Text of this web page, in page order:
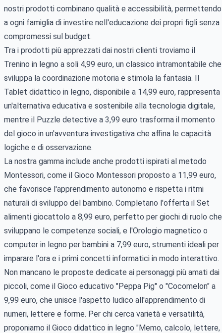
nostri prodotti combinano qualità e accessibilità, permettendo
a ogni famiglia di investire nell'educazione dei propri figli senza
compromessi sul budget.
Tra i prodotti più apprezzati dai nostri clienti troviamo il
Trenino in legno a soli 4,99 euro, un classico intramontabile che
sviluppa la coordinazione motoria e stimola la fantasia. Il
Tablet didattico in legno, disponibile a 14,99 euro, rappresenta
un'alternativa educativa e sostenibile alla tecnologia digitale,
mentre il Puzzle detective a 3,99 euro trasforma il momento
del gioco in un'avventura investigativa che affina le capacità
logiche e di osservazione.
La nostra gamma include anche prodotti ispirati al metodo
Montessori, come il Gioco Montessori proposto a 11,99 euro,
che favorisce l'apprendimento autonomo e rispetta i ritmi
naturali di sviluppo del bambino. Completano l'offerta il Set
alimenti giocattolo a 8,99 euro, perfetto per giochi di ruolo che
sviluppano le competenze sociali, e l'Orologio magnetico o
computer in legno per bambini a 7,99 euro, strumenti ideali per
imparare l'ora e i primi concetti informatici in modo interattivo.
Non mancano le proposte dedicate ai personaggi più amati dai
piccoli, come il Gioco educativo "Peppa Pig" o "Cocomelon" a
9,99 euro, che unisce l'aspetto ludico all'apprendimento di
numeri, lettere e forme. Per chi cerca varietà e versatilità,
proponiamo il Gioco didattico in legno "Memo, calcolo, lettere,